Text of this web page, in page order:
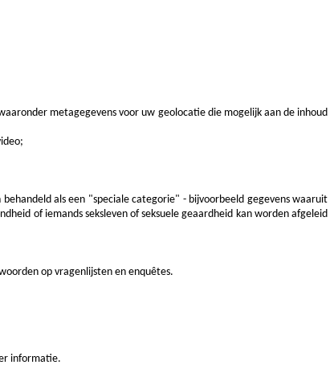
metagegevens voor uw geolocatie die mogelijk aan de inhoud
als een "speciale categorie" - bijvoorbeeld gegevens waaruit
of iemands seksleven of seksuele geaardheid kan worden afgeleid
op vragenlijsten en enquêtes.
informatie.